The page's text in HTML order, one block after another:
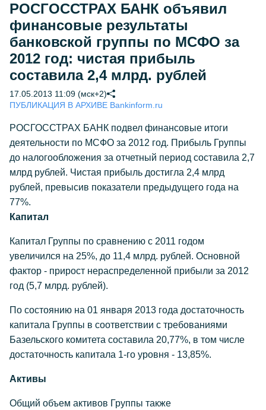
РОСГОССТРАХ БАНК объявил
финансовые результаты
банковской группы по МСФО за
2012 год: чистая прибыль
составила 2,4 млрд. рублей
17.05.2013 11:09 (мск+2)
ПУБЛИКАЦИЯ В АРХИВЕ Bankinform.ru
РОСГОССТРАХ БАНК подвел финансовые итоги
деятельности по МСФО за 2012 год. Прибыль Группы
до налогообложения за отчетный период составила 2,7
млрд рублей. Чистая прибыль достигла 2,4 млрд
рублей, превысив показатели предыдущего года на
77%.
Капитал
Капитал Группы по сравнению с 2011 годом
увеличился на 25%, до 11,4 млрд. рублей. Основной
фактор - прирост нераспределенной прибыли за 2012
год (5,7 млрд. рублей).
По состоянию на 01 января 2013 года достаточность
капитала Группы в соответствии с требованиями
Базельского комитета составила 20,77%, в том числе
достаточность капитала 1-го уровня - 13,85%.
Активы
Общий объем активов Группы также